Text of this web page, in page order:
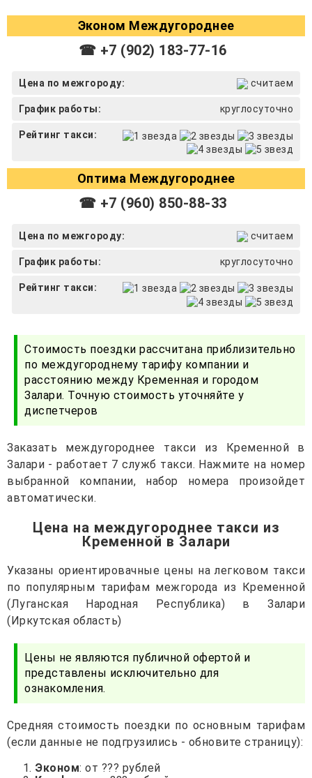
Эконом Междугороднее
☎ +7 (902) 183-77-16
Цена по межгороду: считаем
График работы: круглосуточно
Рейтинг такси:
Оптима Междугороднее
☎ +7 (960) 850-88-33
Цена по межгороду: считаем
График работы: круглосуточно
Рейтинг такси:
Стоимость поездки рассчитана приблизительно
по междугороднему тарифу компании и
расстоянию между Кременная и городом
Залари. Точную стоимость уточняйте у
диспетчеров
Заказать междугороднее такси из Кременной в
Залари - работает 7 служб такси. Нажмите на номер
выбранной компании, набор номера произойдет
автоматически.
Цена на междугороднее такси из
Кременной в Залари
Указаны ориентировачные цены на легковом такси
по популярным тарифам межгорода из Кременной
(Луганская Народная Республика) в Залари
(Иркутская область)
Цены не являются публичной офертой и
представлены исключительно для
ознакомления.
Средняя стоимость поездки по основным тарифам
(если данные не подгрузились - обновите страницу):
Эконом: от ??? рублей